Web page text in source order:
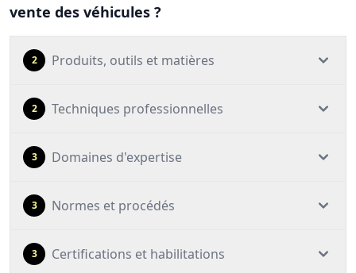
vente des véhicules ?
2 Produits, outils et matières
2 Techniques professionnelles
3 Domaines d'expertise
3 Normes et procédés
3 Certifications et habilitations